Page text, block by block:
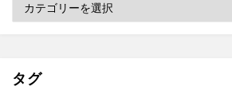
ー
タグ